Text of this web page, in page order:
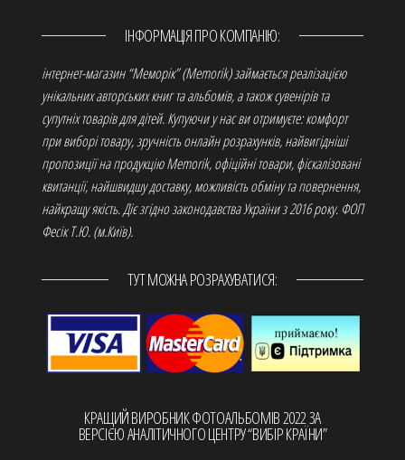
ІНФОРМАЦІЯ ПРО КОМПАНІЮ:
інтернет-магазин “Меморік” (Memorik) займається реалізацією
унікальних авторських книг та альбомів, а також сувенірів та
супутніх товарів для дітей. Купуючи у нас ви отримуєте: комфорт
при виборі товару, зручність онлайн розрахунків, найвигідніші
пропозиції на продукцію Memorik, офіційні товари, фіскалізовані
квитанції, найшвидшу доставку, можливість обміну та повернення,
найкращу якість. Діє згідно законодавства України з 2016 року. ФОП
Фесік Т.Ю. (м.Київ).
ТУТ МОЖНА РОЗРАХУВАТИСЯ:
КРАЩИЙ ВИРОБНИК ФОТОАЛЬБОМІВ 2022 ЗА
ВЕРСІЄЮ АНАЛІТИЧНОГО ЦЕНТРУ “ВИБІР КРАЇНИ”